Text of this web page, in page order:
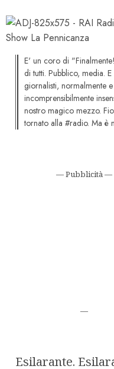
E' un coro di
di tutti. Pubblico, media.
giornalisti, normalmente e
incomprensibilmente
nostro magico mezzo.
tornato alla #radio. Ma è
— Pubblicità —
—
Esilarante.